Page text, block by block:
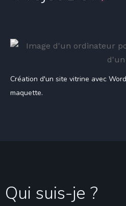
Création d'un site vitrine avec
maquette.
Qui suis-je ?